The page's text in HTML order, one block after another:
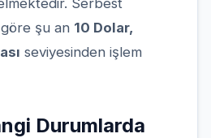
şu an 10 Dolar,
seviyesinden işlem
Durumlarda